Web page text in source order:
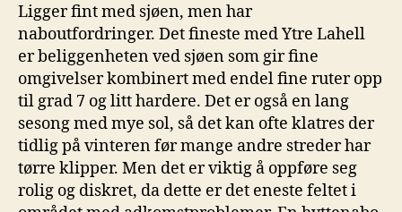
Ligger fint med sjøen, men har
naboutfordringer. Det fineste med Ytre Lahell
er beliggenheten ved sjøen som gir fine
omgivelser kombinert med endel fine ruter opp
til grad 7 og litt hardere. Det er også en lang
sesong med mye sol, så det kan ofte klatres der
tidlig på vinteren før mange andre streder har
tørre klipper. Men det er viktig å oppføre seg
rolig og diskret, da dette er det eneste feltet i